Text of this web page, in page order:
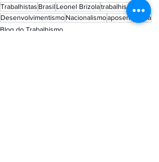
Trabalhistas BrasilLeonel Brizolatrabalhismo
DesenvolvimentismoNacionalismoaposentadoria
Blog do Trabalhismo